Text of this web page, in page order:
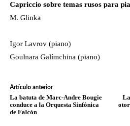
Capriccio sobre temas rusos para
M. Glinka
Igor Lavrov (piano)
Goulnara Galímchina (piano)
Artículo anterior
La batuta de Marc-Andre Bougie
conduce a la Orquesta Sinfónica
de Falcón